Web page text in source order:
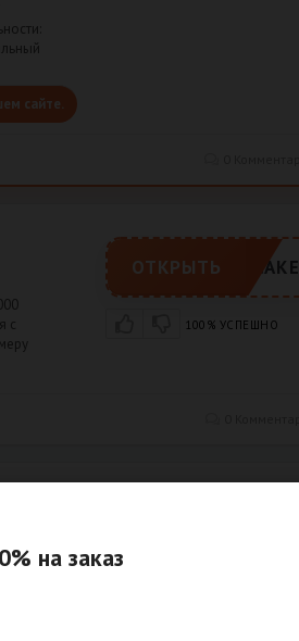
сайте.
с
ADVCAKE
ОТКРЫТЬ
100% УСПЕШНО
на заказ